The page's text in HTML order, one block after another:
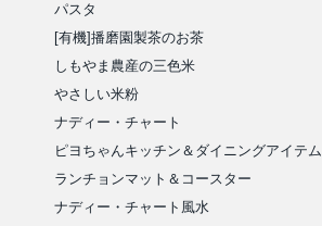
パスタ
[有機]播磨園製茶のお茶
しもやま農産の三色米
やさしい米粉
ナディー・チャート
ピヨちゃんキッチン＆ダイニングアイテム
ランチョンマット＆コースター
ナディー・チャート風水